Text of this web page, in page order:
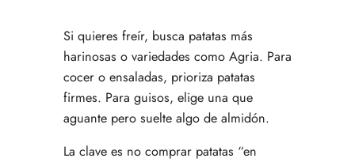
Si quieres freír, busca patatas más
harinosas o variedades como Agria. Para
cocer o ensaladas, prioriza patatas
firmes. Para guisos, elige una que
aguante pero suelte algo de almidón.
La clave es no comprar patatas “en